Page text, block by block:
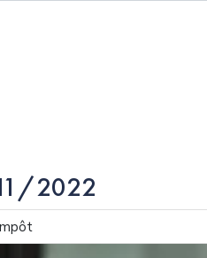
2022